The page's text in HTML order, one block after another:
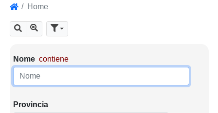
Home
Cerca Mostra tutti i risultati
Parametri di ricerca
Nome contiene
Provincia